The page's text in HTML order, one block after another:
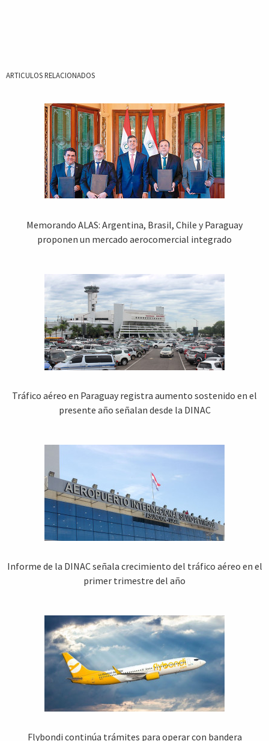
ARTICULOS RELACIONADOS
Memorando ALAS: Argentina, Brasil, Chile y Paraguay
proponen un mercado aerocomercial integrado
Tráfico aéreo en Paraguay registra aumento sostenido en el
presente año señalan desde la DINAC
Informe de la DINAC señala crecimiento del tráfico aéreo en el
primer trimestre del año
Flybondi continúa trámites para operar con bandera